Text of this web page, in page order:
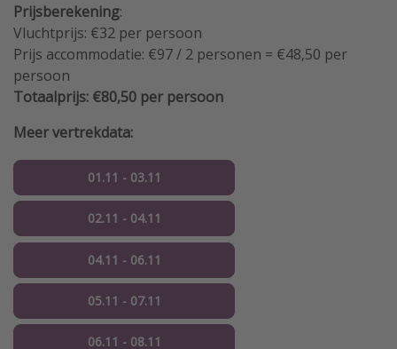
Prijsberekening:
Vluchtprijs: €32 per persoon
Prijs accommodatie: €97 / 2 personen = €48,50 per
persoon
Totaalprijs: €80,50 per persoon
Meer vertrekdata:
01.11 - 03.11
02.11 - 04.11
04.11 - 06.11
05.11 - 07.11
06.11 - 08.11